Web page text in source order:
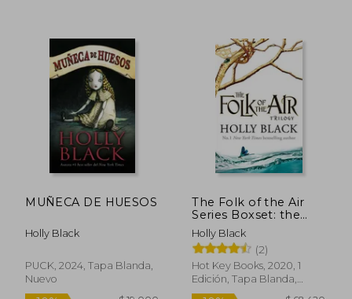
10%
dcto. $ 26.655
10%
dcto.
MUÑECA DE HUESOS
Holly Black
PUCK, 2024, Tapa Blanda,
Nuevo
The Folk of the Air
Series Boxset: the
Cruel Prince, The
Wicked King & The
Queen of Nothing
(en Inglés)
Holly Black
(2)
Hot Key Books, 2020, 1
Edición, Tapa Blanda,
Nuevo